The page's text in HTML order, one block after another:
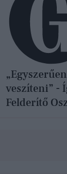
veszíteni” -
Felderítő